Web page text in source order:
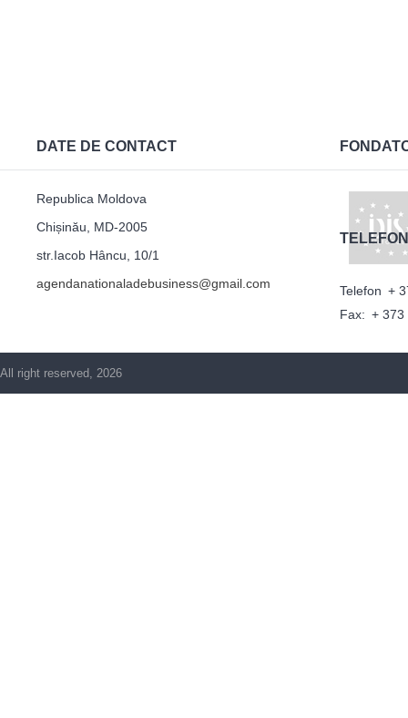
DATE DE CONTACT
Republica Moldova
Chișinău, MD-2005
str.Iacob Hâncu, 10/1
agendanationaladebusiness@gmail.com
Telefon +
Fax: + 373
All right reserved, 2026